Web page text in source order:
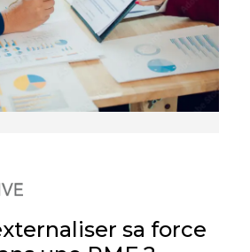
sa force